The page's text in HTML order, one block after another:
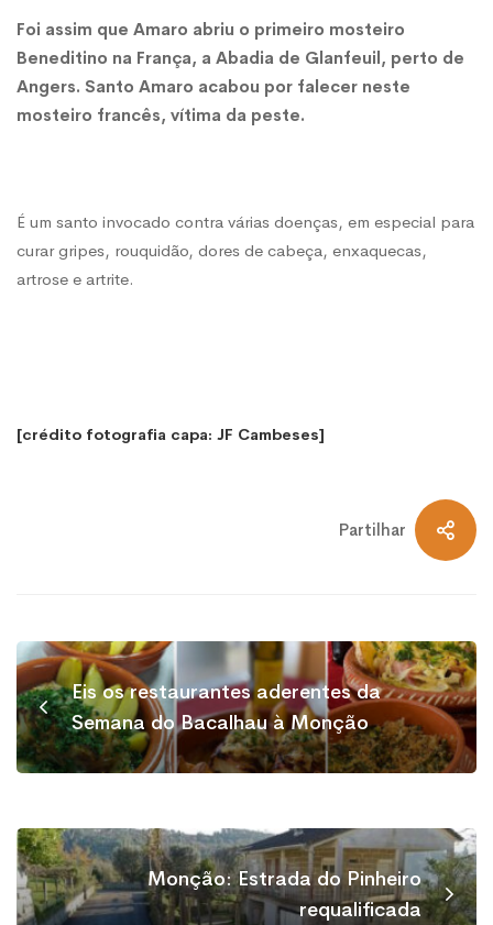
Foi assim que Amaro abriu o primeiro mosteiro
Beneditino na França, a Abadia de Glanfeuil, perto de
Angers. Santo Amaro acabou por falecer neste
mosteiro francês, vítima da peste.
É um santo invocado contra várias doenças, em especial para
curar gripes, rouquidão, dores de cabeça, enxaquecas,
artrose e artrite.
[crédito fotografia capa: JF Cambeses]
Partilhar
Eis os restaurantes aderentes da
Semana do Bacalhau à Monção
Monção: Estrada do Pinheiro
requalificada